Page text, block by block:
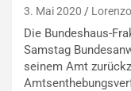
3. Mai 2020
Die Bundeshaus-
Samstag
seinem Amt